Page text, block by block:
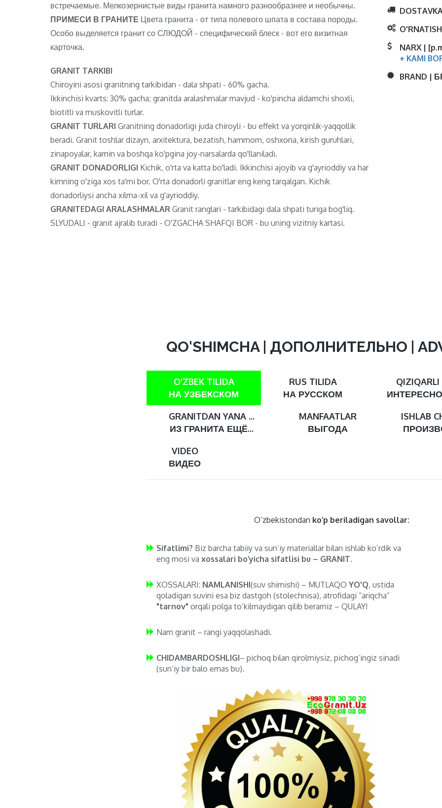
встречаемые. Мелкозернистые виды гранита намного разнообразнее и необычны.
ПРИМЕСИ В ГРАНИТЕ Цвета гранита - от типа полевого шпата в состава породы.
Особо выделяется гранит со СЛЮДОЙ - специфический блеск - вот его визитная
карточка.
GRANIT TARKIBI
Chiroyini asosi granitning tarkibidan - dala shpati - 60% gacha.
Ikkinchisi kvarts: 30% gacha; granitda aralashmalar mavjud - ko'pincha aldamchi shoxli,
biotitli va muskovitli turlar.
GRANIT TURLARI Granitning donadorligi juda chiroyli - bu effekt va yorqinlik-yaqqollik
beradi. Granit toshlar dizayn, arxitektura, bezatish, hammom, oshxona, kirish guruhlari,
zinapoyalar, kamin va boshqa ko'pgina joy-narsalarda qo'llaniladi.
GRANIT DONADORLIGI Kichik, o'rta va katta bo'ladi. Ikkinchisi ajoyib va ​​g'ayrioddiy va har
kimning o'ziga xos ta'mi bor. O'rta donadorli granitlar eng keng tarqalgan. Kichik
donadorliysi ancha xilma-xil va g'ayrioddiy.
GRANITEDAGI ARALASHMALAR Granit ranglari - tarkibidagi dala shpati turiga bog'liq.
SLYUDALI - granit ajralib turadi - O'ZGACHA SHAFQI BOR - bu uning vizitniy kartasi.
NARX |
+ KAMI
BRAND |
QO'SHIMCHA | ДОПОЛНИТЕЛЬНО |
O'ZBEK TILIDA
НА УЗБЕКСКОМ
RUS TILIDA
НА РУССКОМ
QIZIQARLI
GRANITDAN YANA ...
ИЗ ГРАНИТА ЕЩЁ...
MANFAATLAR
ВЫГОДА
ISHLAB
VIDEO
ВИДЕО
O’zbekistondan ko’p beriladigan savollar:
Sifatlimi? Biz barcha tabiiy va sun’iy materiallar bilan ishlab ko’rdik va
eng mosi va xossalari bo’yicha sifatlisi bu – GRANIT.
XOSSALARI: NAMLANISHI(suv shimishi) – MUTLAQO YO'Q, ustida
qoladigan suvini esa biz dastgoh (stolechnisa), atrofidagi ”ariqcha”
"tarnov" orqali polga to’kilmaydigan qilib beramiz – QULAY!
Nam granit – rangi yaqqolashadi.
CHIDAMBARDOSHLIGI– pichoq bilan qirolmiysiz, pichog’ingiz sinadi
(sun’iy bir balo emas bu).